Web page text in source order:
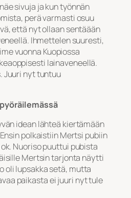
sivuja ja kun työnnän
perä varmasti osuu
että nyt ollaan sentäään
Ihmettelen suuresti,
vuonna Kuopiossa
lainaveneellä.
Juuri nyt tuntuu
idean lähteä kiertämään
polkaistiin Mertsi pubiin
Nuoriso puuttui pubista
Mertsin tarjonta näytti
oli lupsakka setä, mutta
paikasta ei juuri nyt tule